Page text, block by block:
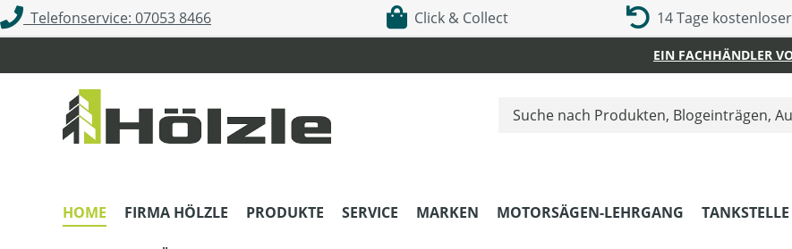
Hauptinhalt springen
Zur Suche springen
Zur Hauptnavigation springen
Telefonservice: 07053 8466 Click & Collect 14 Tage
EIN FACHHÄNDLER
HOME FIRMA HÖLZLE PRODUKTE SERVICE MARKEN MOTORSÄGEN-LEHRGANG